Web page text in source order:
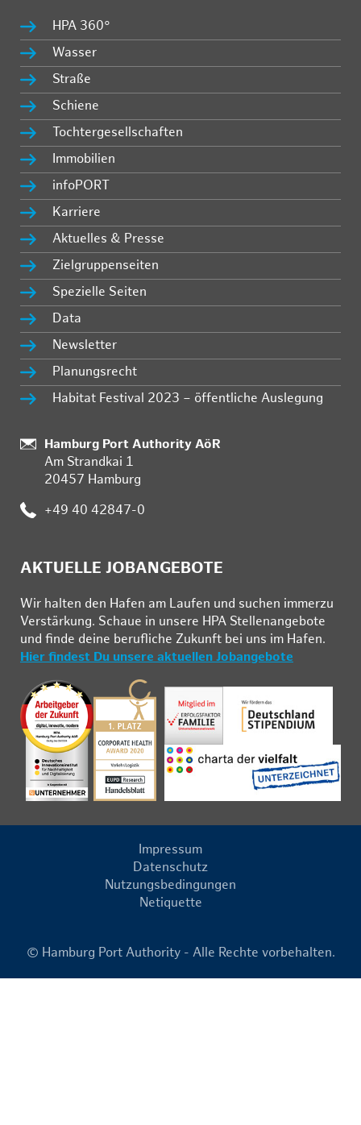
HPA 360°
Wasser
Straße
Schiene
Tochtergesellschaften
Immobilien
infoPORT
Karriere
Aktuelles & Presse
Zielgruppenseiten
Spezielle Seiten
Data
Newsletter
Planungsrecht
Habitat Festival 2023 – öffentliche Auslegung
Standort:
Hamburg Port Authority AöR
Am Strandkai 1
20457 Hamburg
Telefon:
+49 40 42847-0
AKTUELLE JOBANGEBOTE
Wir hal­ten den Ha­fen am Lau­fen und su­chen im­mer­zu
Ver­stär­kung. Schau­e in un­se­re HPA Stel­len­an­ge­bo­te
und fin­de deine be­ruf­li­che Zu­kunft bei uns im Ha­fen.
Hier findest Du unsere aktuellen Jobangebote
Impressum
Datenschutz
Nutzungsbedingungen
Netiquette
© Hamburg Port Authority - Alle Rechte vorbehalten.